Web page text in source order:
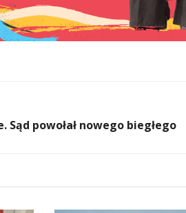
Sąd powołał nowego biegłego